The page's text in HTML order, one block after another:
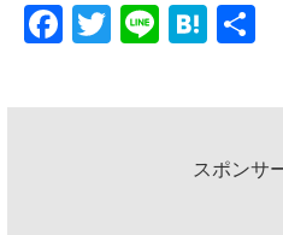
F
c
T
tt
Li
e
H
e
a
スポンサ